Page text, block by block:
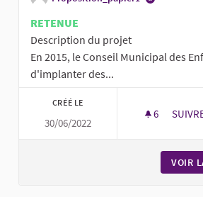
RETENUE
Description du projet
En 2015, le Conseil Municipal des
d'implanter des...
CRÉÉ LE
30/06/2022
6 6
VOIR